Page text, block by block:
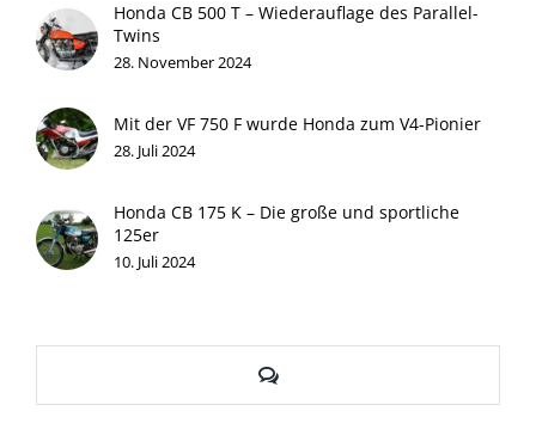
Honda CB 500 T – Wiederauflage des Parallel-
Twins
28. November 2024
Mit der VF 750 F wurde Honda zum V4-Pionier
28. Juli 2024
Honda CB 175 K – Die große und sportliche
125er
10. Juli 2024
Kommentare